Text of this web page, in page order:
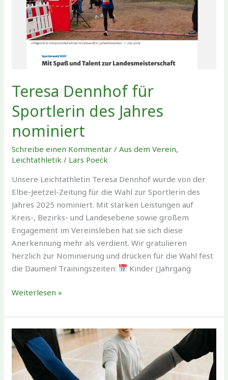
Teresa Dennhof für
Sportlerin des Jahres
nominiert
Schreibe einen Kommentar /Aus dem Verein,
Leichtathletik / Lars Poeck
Unsere Leichtathletin Teresa Dennhof wurde von der
Elbe-Jeetzel-Zeitung für die Wahl zur Sportlerin des
Jahres 2025 nominiert. Mit starken Leistungen auf
Kreis-, Bezirks- und Landesebene sowie großem
Engagement im Vereinsleben hat sie sich diese
Anerkennung mehr als verdient. Wir gratulieren
herzlich zur Nominierung und drücken für die Wahl fest
die Daumen! Trainingszeiten:
Kinder (Jahrgang
Teresa
für
Sportlerin
des
Jahres
nominiert
Weiterlesen »